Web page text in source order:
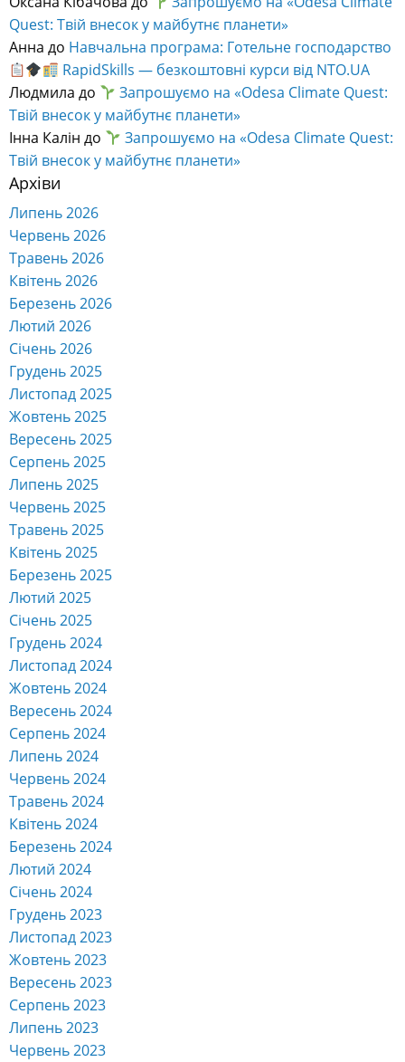
Quest: Твій внесок у майбутнє планети»
Анна до Навчальна програма: Готельне господарство
RapidSkills — безкоштовні курси від NTO.UA
Людмила до
Запрошуємо на «Odesa Climate Quest:
Твій внесок у майбутнє планети»
Інна Калін до
Запрошуємо на «Odesa Climate Quest:
Твій внесок у майбутнє планети»
Архіви
Липень 2026
Червень 2026
Травень 2026
Квітень 2026
Березень 2026
Лютий 2026
Січень 2026
Грудень 2025
Листопад 2025
Жовтень 2025
Вересень 2025
Серпень 2025
Липень 2025
Червень 2025
Травень 2025
Квітень 2025
Березень 2025
Лютий 2025
Січень 2025
Грудень 2024
Листопад 2024
Жовтень 2024
Вересень 2024
Серпень 2024
Липень 2024
Червень 2024
Травень 2024
Квітень 2024
Березень 2024
Лютий 2024
Січень 2024
Грудень 2023
Листопад 2023
Жовтень 2023
Вересень 2023
Серпень 2023
Липень 2023
Червень 2023